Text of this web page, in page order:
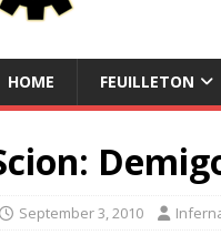
HOME FEUILLETON
September 3, 2010